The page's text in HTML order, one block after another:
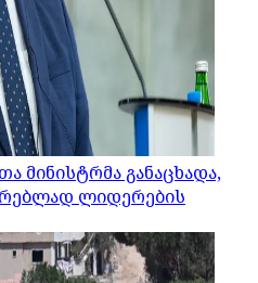
მინისტრმა განაცხადა,
ლიდერების